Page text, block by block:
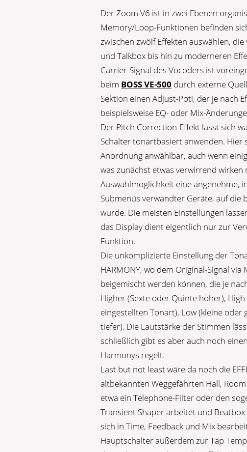
Der Zoom V6 ist in zwei Ebenen
Memory/Loop-Funktionen befinden
zwischen zwölf Effekten auswählen,
und Talkbox bis hin zu moderneren
Carrier-Signal des Vocoders ist
beim BOSS VE-500 durch externe
Sektion einen Adjust-Poti, der je nach
beispielsweise EQ- oder Mix-
Der Pitch Correction-Effekt lässt sich
Schalter tonartbasiert anwenden.
Anordnung anwählbar, auch wenn
was zunächst etwas verwirrend wirken
Auswahlmöglichkeit eine angenehme,
Submenüs verwandter Geräte, auf
wurde. Die meisten Einstellungen
das Display dient eigentlich nur zur
Funktion.
Die unkomplizierte Einstellung der
HARMONY, wo dem Original-Signal
beigemischt werden können, die je
Higher (Sexte oder Quinte höher),
eingestellten Tonart), Low (kleine
tiefer). Die Lautstärke der Stimmen
schließlich gibt es aber auch noch
Harmonys regelt.
Last but not least wäre da noch die
altbekannten Weggefährten Hall,
etwa ein Telephone-Filter oder den
Transient Shaper arbeitet und
sich in Time, Feedback und Mix
Hauptschalter außerdem zur Tap